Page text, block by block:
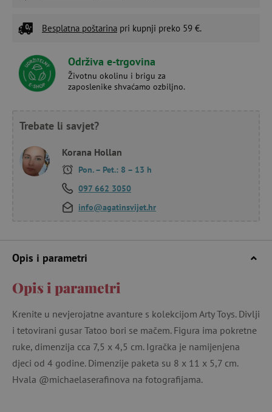
Besplatna poštarina pri kupnji preko 59 €.
Održiva e-trgovina
Životnu okolinu i brigu za
zaposlenike shvaćamo ozbiljno.
Trebate li savjet?
Korana Hollan
Pon. – Pet.: 8 – 13 h
097 662 3050
info@agatinsvijet.hr
Opis i parametri
Opis i parametri
Krenite u nevjerojatne avanture s kolekcijom Arty Toys. Divlji
i tetovirani gusar Tatoo bori se mačem. Figura ima pokretne
ruke, dimenzija cca 7,5 x 4,5 cm. Igračka je namijenjena
djeci od 4 godine. Dimenzije paketa su 8 x 11 x 5,7 cm.
Hvala @michaelaserafinova na fotografijama.